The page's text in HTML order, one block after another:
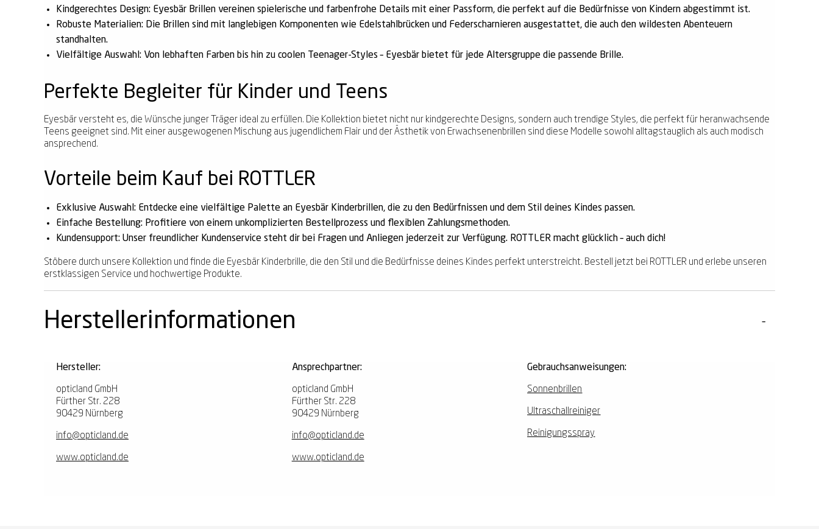
Kindgerechtes Design: Eyesbär Brillen vereinen spielerische und farbenfrohe Details mit einer Passform, die perfekt auf die Bedürfnisse von Kindern abgestimmt ist.
Robuste Materialien: Die Brillen sind mit langlebigen Komponenten wie Edelstahlbrücken und Federscharnieren ausgestattet, die auch den wildesten Abenteuern
standhalten.
Vielfältige Auswahl: Von lebhaften Farben bis hin zu coolen Teenager-Styles – Eyesbär bietet für jede Altersgruppe die passende Brille.
Perfekte Begleiter für Kinder und Teens
Eyesbär versteht es, die Wünsche junger Träger ideal zu erfüllen. Die Kollektion bietet nicht nur kindgerechte Designs, sondern auch trendige Styles, die perfekt für heranwachsende
Teens geeignet sind. Mit einer ausgewogenen Mischung aus jugendlichem Flair und der Ästhetik von Erwachsenenbrillen sind diese Modelle sowohl alltagstauglich als auch modisch
ansprechend.
Vorteile beim Kauf bei ROTTLER
Exklusive Auswahl: Entdecke eine vielfältige Palette an Eyesbär Kinderbrillen, die zu den Bedürfnissen und dem Stil deines Kindes passen.
Einfache Bestellung: Profitiere von einem unkomplizierten Bestellprozess und flexiblen Zahlungsmethoden.
Kundensupport: Unser freundlicher Kundenservice steht dir bei Fragen und Anliegen jederzeit zur Verfügung. ROTTLER macht glücklich – auch dich!
Stöbere durch unsere Kollektion und finde die Eyesbär Kinderbrille, die den Stil und die Bedürfnisse deines Kindes perfekt unterstreicht. Bestell jetzt bei ROTTLER und erlebe unseren
erstklassigen Service und hochwertige Produkte.
Herstellerinformationen
Hersteller:
opticland GmbH
Fürther Str. 228
90429 Nürnberg
info@opticland.de
www.opticland.de
Ansprechpartner:
opticland GmbH
Fürther Str. 228
90429 Nürnberg
info@opticland.de
www.opticland.de
Gebrauchsanweisungen:
Sonnenbrillen
Ultraschallreiniger
Reinigungsspray